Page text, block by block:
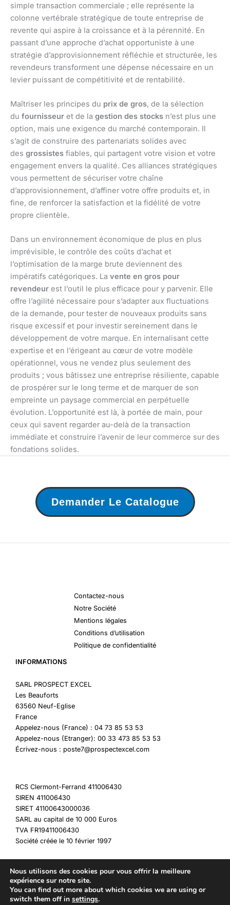
simple transaction commerciale ; elle représente la
colonne vertébrale stratégique de toute entreprise de
revente qui aspire à la croissance et à la pérennité. En
passant d’une approche d’achat opportuniste à une
stratégie d’approvisionnement réfléchie et structurée, les
revendeurs transforment une dépense nécessaire en un
levier puissant de compétitivité et de rentabilité.
Maîtriser les principes du prix de gros, de la sélection
du fournisseur et de la gestion des stocks n’est plus une
option, mais une exigence du marché contemporain. Il
s’agit de construire des partenariats solides avec
des grossistes fiables, qui partagent votre vision et votre
engagement envers la qualité. Ces alliances stratégiques
vous permettent de sécuriser votre chaîne
d’approvisionnement, d’affiner votre offre produits et, in
fine, de renforcer la satisfaction et la fidélité de votre
propre clientèle.
Dans un environnement économique de plus en plus
imprévisible, le contrôle des coûts d’achat et
l’optimisation de la marge brute deviennent des
impératifs catégoriques. La vente en gros pour
revendeur est l’outil le plus efficace pour y parvenir. Elle
offre l’agilité nécessaire pour s’adapter aux fluctuations
de la demande, pour tester de nouveaux produits sans
risque excessif et pour investir sereinement dans le
développement de votre marque. En internalisant cette
expertise et en l’érigeant au cœur de votre modèle
opérationnel, vous ne vendez plus seulement des
produits ; vous bâtissez une entreprise résiliente, capable
de prospérer sur le long terme et de marquer de son
empreinte un paysage commercial en perpétuelle
évolution. L’opportunité est là, à portée de main, pour
ceux qui savent regarder au-delà de la transaction
immédiate et construire l’avenir de leur commerce sur des
fondations solides.
Demander Le Catalogue
Contactez-nous
Notre Société
Mentions légales
Conditions d’utilisation
Politique de confidentialité
INFORMATIONS
SARL PROSPECT EXCEL
Les Beauforts
63560 Neuf-Eglise
France
Appelez-nous (France) : 04 73 85 53 53
Appelez-nous (Etranger): 00 33 473 85 53 53
Écrivez-nous : poste7@prospectexcel.com
RCS Clermont-Ferrand 411006430
SIREN 411006430
SIRET 41100643000036
SARL au capital de 10 000 Euros
TVA FR19411006430
Société créée le 10 février 1997
Copyright © 2026 My Destockage
Nous utilisons des cookies pour vous offrir la meilleure
expérience sur notre site.
You can find out more about which cookies we are using or
switch them off in settings.